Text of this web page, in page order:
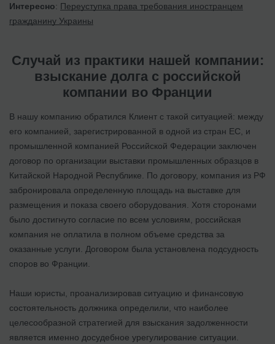
Интересно: Переуступка права требования иностранцем
гражданину Украины
Случай из практики нашей компании:
взыскание долга с российской
компании во Франции
В нашу компанию обратился Клиент с такой ситуацией: между
его компанией, зарегистрированной в одной из стран ЕС, и
промышленной компанией Российской Федерации заключен
договор по организации выставки промышленных образцов в
Китайской Народной Республике. По договору, компания из РФ
забронировала определенную площадь на выставке для
размещения и показа своего оборудования. Хотя сторонами
было достигнуто согласие по всем условиям, российская
компания не оплатила в полном объеме средства за
оказанные услуги. Договором была установлена подсудность
споров во Франции.
Наши юристы, проанализировав ситуацию и финансовую
состоятельность должника определили, что наиболее
целесообразной стратегией для взыскания задолженности
является именно досудебное урегулирование ситуации.